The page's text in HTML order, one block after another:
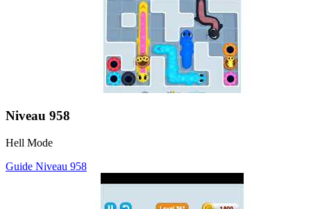
Niveau 958
Hell Mode
Guide Niveau 958